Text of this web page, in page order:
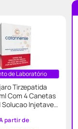
de Laboratório
Tirzepatida
Com 4 Canetas
Solucao Injetavel
partir de